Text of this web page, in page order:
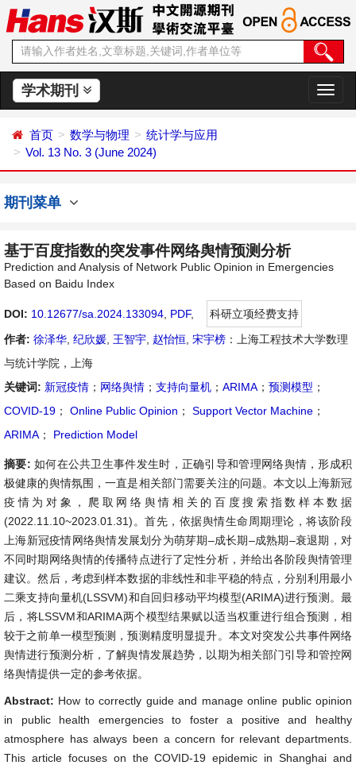
学术期刊
切
换
首页 数学与物理
统计学与应用
Vol. 13 No. 3 (June 2024)
期刊菜单
基于百度指数的突发事件网络舆情预测分析
Prediction and Analysis of Network Public Opinion in Emergencies
Based on Baidu Index
DOI: 10.12677/sa.2024.133094 PDF,
科研立项经费支持
作者: 徐泽华 纪欣媛 王智宇 赵怡恒 宋宇榜 ：上海工程技术大学数理
与统计学院，上海
关键词: 新冠疫情 ； 网络舆情 ； 支持向量机 ； ARIMA ； 预测模型 ；
COVID-19 ； Online Public Opinion ； Support Vector Machine ；
ARIMA ； Prediction Model
摘要: 如何在公共卫生事件发生时，正确引导和管理网络舆情，形成积
极健康的舆情氛围，一直是相关部门需要关注的问题。本文以上海新冠
疫情为对象，爬取网络舆情相关的百度搜索指数样本数据
(2022.11.10~2023.01.31)。首先，依据舆情生命周期理论，将该阶段
上海新冠疫情网络舆情发展划分为萌芽期–成长期–成熟期–衰退期，对
不同时期网络舆情的传播特点进行了定性分析，并给出各阶段舆情管理
建议。然后，考虑到样本数据的非线性和非平稳的特点，分别利用最小
二乘支持向量机(LSSVM)和自回归移动平均模型(ARIMA)进行预测。最
后，将LSSVM和ARIMA两个模型结果赋以适当权重进行组合预测，相
较于之前单一模型预测，预测精度明显提升。本文对突发公共事件网络
舆情进行预测分析，了解舆情发展趋势，以期为相关部门引导和管控网
络舆情提供一定的参考依据。
Abstract: How to correctly guide and manage online public opinion
in public health emergencies to foster a positive and healthy
atmosphere has always been a concern for relevant departments.
This article focuses on the COVID-19 epidemic in Shanghai and